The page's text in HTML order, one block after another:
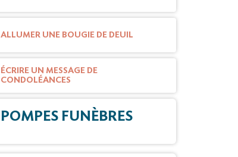
ALLUMER UNE BOUGIE DE DEUIL
ÉCRIRE UN MESSAGE DE
CONDOLÉANCES
POMPES FUNÈBRES